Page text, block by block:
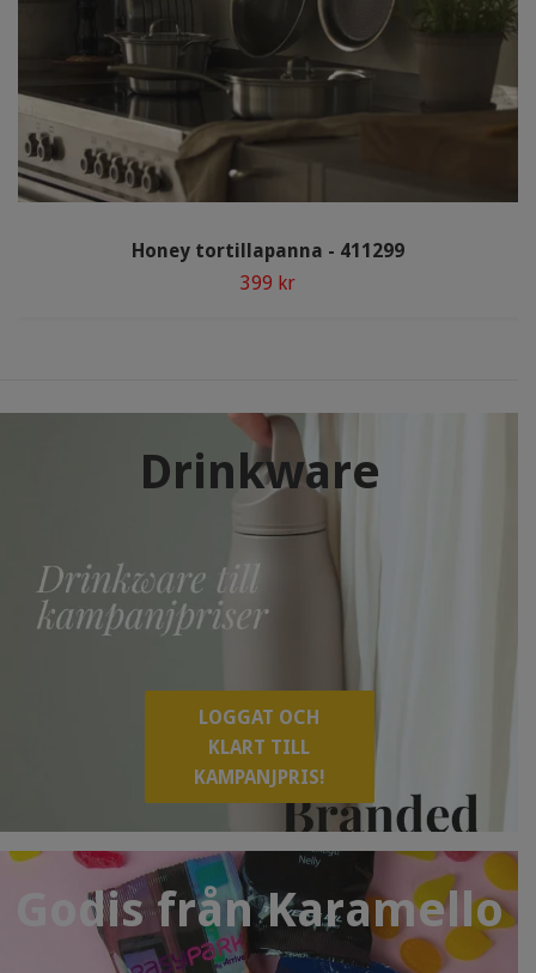
Drinkware
LOGGAT OCH
KLART TILL
KAMPANJPRIS!
Godis från Karamello
Honey tortillapanna - 411299
399 kr